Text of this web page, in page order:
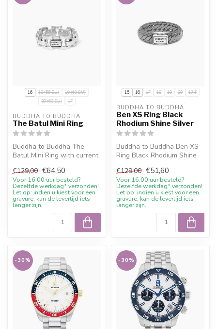
16 18 (56 EU)
19 (60 EU)
20 (63 EU)
17
BUDDHA TO BUDDHA
The Batul Mini Ring
Buddha to Buddha The
Batul Mini Ring with current
discou...
€129,00 €64,50
Voor 16.00 uur besteld?
Dezelfde werkdag* verzonden!
Let op: indien u kiest voor een
gravure, kan de levertijd iets
langer zijn.
15 16 17 18 19 20 17.5
BUDDHA TO BUDDHA
Ben XS Ring Black
Rhodium Shine Silver
Buddha to Buddha Ben XS
Ring Black Rhodium Shine
price,...
€129,00 €51,60
Voor 16.00 uur besteld?
Dezelfde werkdag* verzonden!
Let op: indien u kiest voor een
gravure, kan de levertijd iets
langer zijn.
-30% -30%